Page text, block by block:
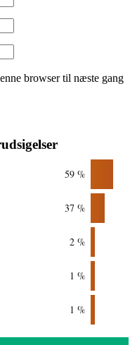
browser til næste gang
59 %
37 %
2 %
1 %
1 %